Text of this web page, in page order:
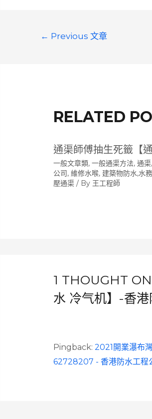
← Previous 文章
RELATED
通渠師傅抽生死籤【通
一般文章類, 一般通渠方法, 通
公司, 維修水喉, 建築物防水,水
壓通渠/ By 王工程師
1 THOUGHT
水 冷气机】-香
Pingback: 2021開業瀑布
62728207 - 香港防水工程